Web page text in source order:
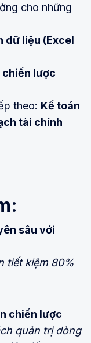
cho những
dữ liệu (Excel
lược
theo: Kế toán
tài chính
sâu với
tiết kiệm 80%
chiến lược
quản trị dòng